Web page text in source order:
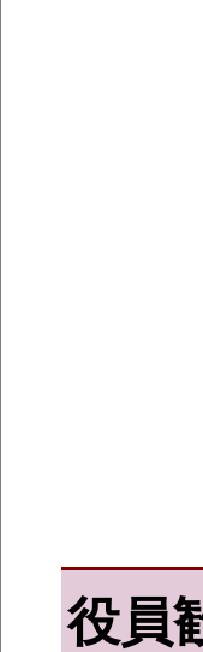
役員